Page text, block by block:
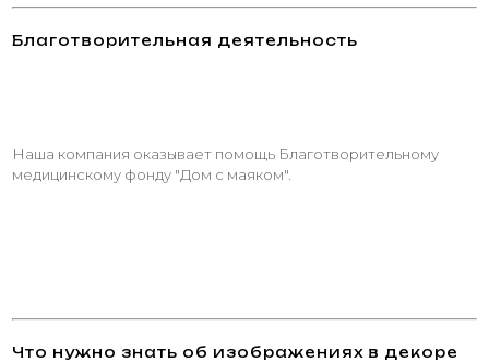
Благотворительная деятельность
Наша компания оказывает помощь Благотворительному
медицинскому фонду "Дом с маяком".
Что нужно знать об изображениях в декоре